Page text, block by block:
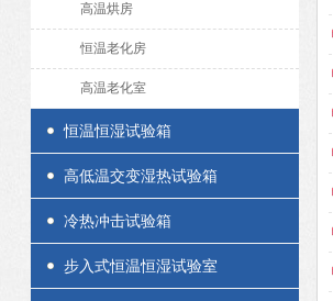
高温烘房
恒温老化房
高温老化室
恒温恒湿试验箱
高低温交变湿热试验箱
冷热冲击试验箱
步入式恒温恒湿试验室